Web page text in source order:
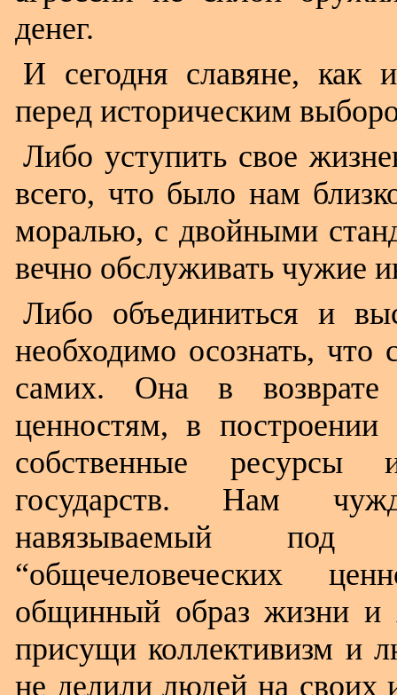
денег.
И сегодня славяне, как
перед историческим
Либо уступить свое
всего, что было нам
моралью, с двойными
вечно обслуживать чужие
Либо объединиться и
необходимо осознать,
самих. Она в
ценностям, в построении
собственные ресурсы
государств. Нам
навязываемый
“общечеловеческих
общинный образ жизни и
присущи коллективизм и
не делили людей на